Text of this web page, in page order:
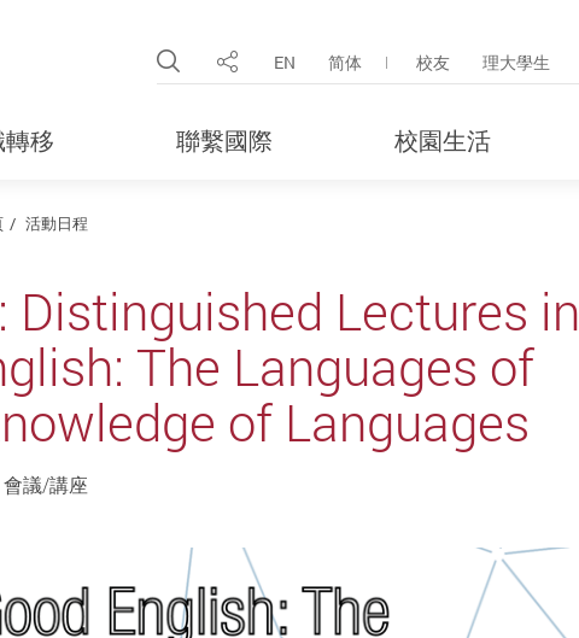
Open Site Search Popup
分享 EN 简体 校友 理大學生
移 聯繫國際 校園生活
活動日程
Distinguished Lectures in
The Languages of
of Languages
會議/講座